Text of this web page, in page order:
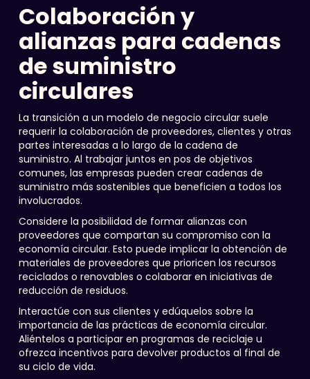
Colaboración y
alianzas para cadenas
de suministro
circulares
La transición a un modelo de negocio circular suele
requerir la colaboración de proveedores, clientes y otras
partes interesadas a lo largo de la cadena de
suministro. Al trabajar juntos en pos de objetivos
comunes, las empresas pueden crear cadenas de
suministro más sostenibles que beneficien a todos los
involucrados.
Considere la posibilidad de formar alianzas con
proveedores que compartan su compromiso con la
economía circular. Esto puede implicar la obtención de
materiales de proveedores que prioricen los recursos
reciclados o renovables o colaborar en iniciativas de
reducción de residuos.
Interactúe con sus clientes y edúquelos sobre la
importancia de las prácticas de economía circular.
Aliéntelos a participar en programas de reciclaje u
ofrezca incentivos para devolver productos al final de
su ciclo de vida.